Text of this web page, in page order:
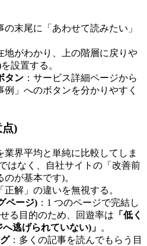
の末尾に「あわせて読みたい」
地がわかり、上の階層に戻りや
設置する。
タン ：サービス詳細ページから
例」へのボタンを分かりやすく
点)
業界平均と単純に比較してしま
はなく、自社サイトの「改善前
が基本です)。
解」の違いを無視する。
ページ) ：1 つのページで完結し
る目的のため、回遊率は 「低く
逃げられていない)」 。
：多くの記事を読んでもらう目